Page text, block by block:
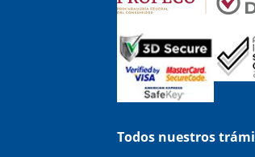
Todos nuestros